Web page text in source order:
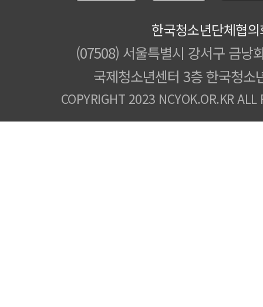
한국청소년단체협
(07508) 서울특별시 강서구 금낭
국제청소년센터 3층 한국청소
COPYRIGHT 2023 NCYOK.OR.KR ALL